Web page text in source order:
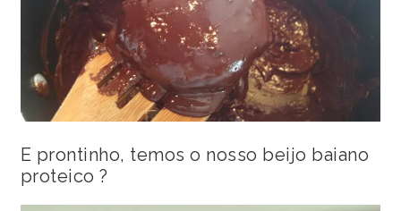
E prontinho, temos o nosso beijo baiano
proteico ?